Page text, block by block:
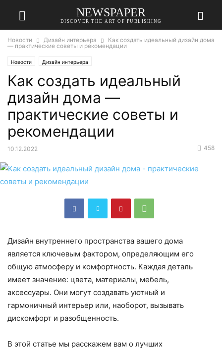
NEWSPAPER
DISCOVER THE ART OF PUBLISHING
Новости Дизайн интерьера
Как создать идеальный дизайн дома
— практические советы и рекомендации
Новости Дизайн интерьера
Как создать идеальный
дизайн дома —
практические советы и
рекомендации
10.12.2022 458
Дизайн внутреннего пространства вашего дома
является ключевым фактором, определяющим его
общую атмосферу и комфортность. Каждая деталь
имеет значение: цвета, материалы, мебель,
аксессуары. Они могут создавать уютный и
гармоничный интерьер или, наоборот, вызывать
дискомфорт и разобщенность.
В этой статье мы расскажем вам о лучших